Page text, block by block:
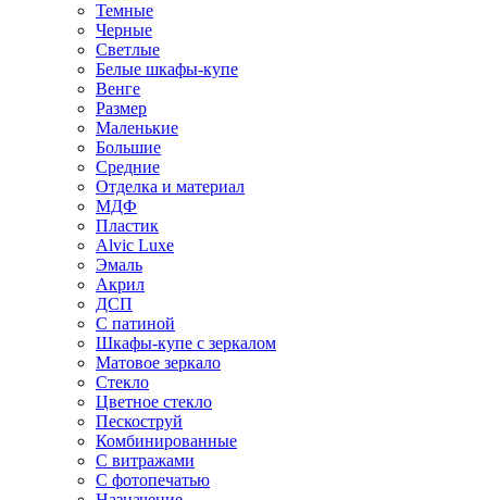
Темные
Черные
Светлые
Белые шкафы-купе
Венге
Размер
Маленькие
Большие
Средние
Отделка и материал
МДФ
Пластик
Alvic Luxe
Эмаль
Акрил
ДСП
С патиной
Шкафы-купе с зеркалом
Матовое зеркало
Стекло
Цветное стекло
Пескоструй
Комбинированные
С витражами
С фотопечатью